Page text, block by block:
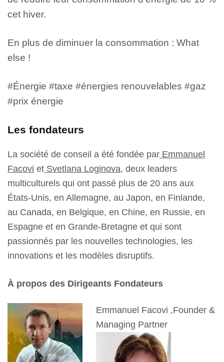
cet hiver.
En plus de diminuer la consommation : What
else !
#Énergie #taxe #énergies renouvelables #gaz
#prix énergie
Les fondateurs
La société de conseil a été fondée par Emmanuel
Facovi et Svetlana Loginova, deux leaders
multiculturels qui ont passé plus de 20 ans aux
États-Unis, en Allemagne, au Japon, en Finlande,
au Canada, en Belgique, en Chine, en Russie, en
Espagne et en Grande-Bretagne et qui sont
passionnés par les nouvelles technologies, les
innovations et les modèles disruptifs.
À propos des Dirigeants Fondateurs
Emmanuel Facovi ,Founder &
Managing Partner